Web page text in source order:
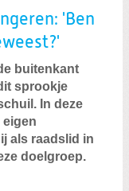
'Ben
buitenkant
sprookje
In deze
eigen
als raadslid in
doelgroep.